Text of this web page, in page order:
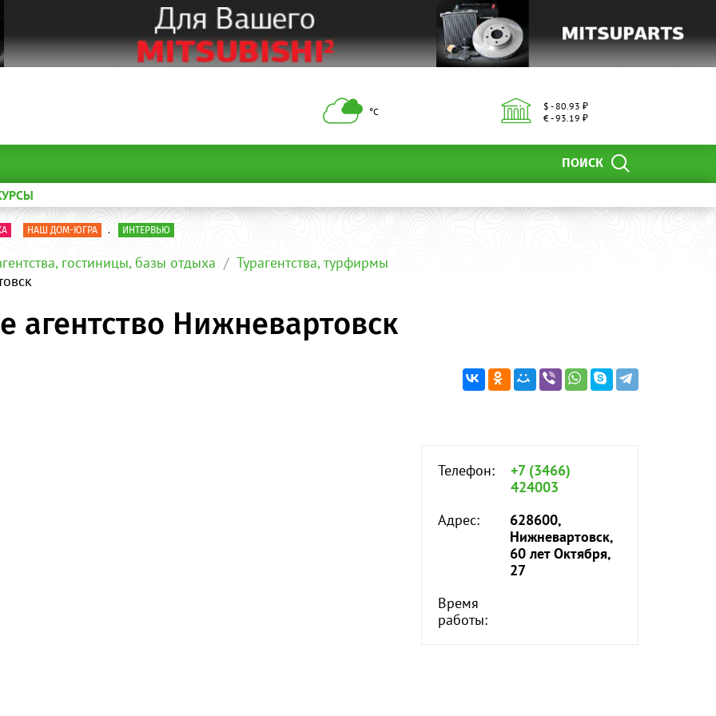
°С
$ - 80.93 ₽
€ - 93.19 ₽
ПОИСК
НАШ ДОМ-ЮГРА . ИНТЕРВЬЮ
гостиницы, базы отдыха
Турагентства, турфирмы
агентство Нижневартовск
Телефон:
+7 (3466)
424003
Адрес:
628600,
Нижневартовск,
60 лет Октября,
27
Время
работы: